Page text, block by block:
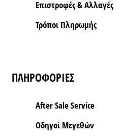
Επιστροφές & Αλλαγές
Τρόποι Πληρωμής
ΠΛΗΡΟΦΟΡΙΕΣ
After Sale Service
Οδηγοί Μεγεθών